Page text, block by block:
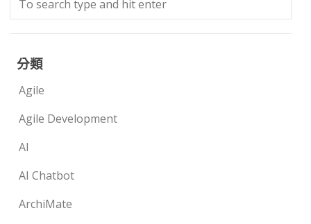
分類
Agile
Agile Development
AI
AI Chatbot
ArchiMate